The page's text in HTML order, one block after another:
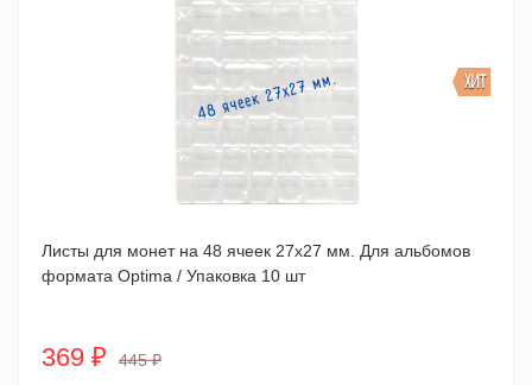
ХИТ
Листы для монет на 48 ячеек 27х27 мм. Для альбомов
формата Optima / Упаковка 10 шт
369 ₽ 445₽